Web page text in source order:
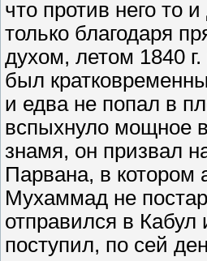
что против него то
только благодаря
духом, летом 1840
был
и едва не попал в
вспыхнуло мощное
знамя, он призвал
Парвана, в котором
Мухаммад не
отправился в Кабул
поступил, по сей